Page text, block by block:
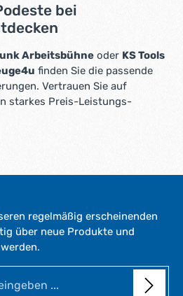
bei
Arbeitsbühne oder KS Tools
finden Sie die passende
Vertrauen Sie auf
starkes Preis-Leistungs-
regelmäßig erscheinenden
über neue Produkte und